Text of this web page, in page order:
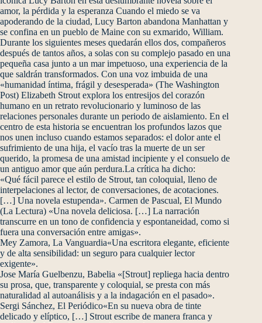
amor, la pérdida y la esperanza Cuando el miedo se va
apoderando de la ciudad, Lucy Barton abandona Manhattan y
se confina en un pueblo de Maine con su exmarido, William.
Durante los siguientes meses quedarán ellos dos, compañeros
después de tantos años, a solas con su complejo pasado en una
pequeña casa junto a un mar impetuoso, una experiencia de la
que saldrán transformados. Con una voz imbuida de una
«humanidad íntima, frágil y desesperada» (The Washington
Post) Elizabeth Strout explora los entresijos del corazón
humano en un retrato revolucionario y luminoso de las
relaciones personales durante un periodo de aislamiento. En el
centro de esta historia se encuentran los profundos lazos que
nos unen incluso cuando estamos separados: el dolor ante el
sufrimiento de una hija, el vacío tras la muerte de un ser
querido, la promesa de una amistad incipiente y el consuelo de
un antiguo amor que aún perdura.La crítica ha dicho:
«Qué fácil parece el estilo de Strout, tan coloquial, lleno de
interpelaciones al lector, de conversaciones, de acotaciones.
[…] Una novela estupenda». Carmen de Pascual, El Mundo
(La Lectura) «Una novela deliciosa. […] La narración
transcurre en un tono de confidencia y espontaneidad, como si
fuera una conversación entre amigas».
Mey Zamora, La Vanguardia«Una escritora elegante, eficiente
y de alta sensibilidad: un seguro para cualquier lector
exigente».
Jose María Guelbenzu, Babelia «[Strout] repliega hacia dentro
su prosa, que, transparente y coloquial, se presta con más
naturalidad al autoanálisis y a la indagación en el pasado».
Sergi Sánchez, El Periódico«En su nueva obra de tinte
delicado y elíptico, […] Strout escribe de manera franca y